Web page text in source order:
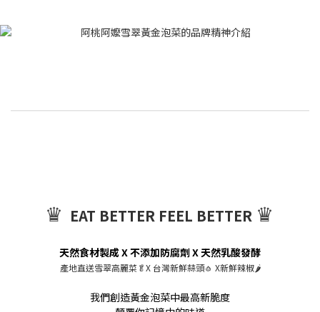
♛ EAT BETTER FEEL BETTER ♛
天然食材製成 X 不添加防腐劑 X 天然乳酸發酵
產地直送雪翠高麗菜🥬X 台灣新鮮蒜頭🧄 X新鮮辣椒🌶️
我們創造黃金泡菜中最高新脆度